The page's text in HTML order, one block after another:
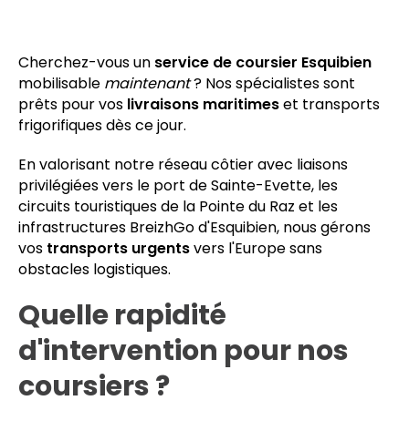
Cherchez-vous un service de coursier Esquibien
mobilisable maintenant? Nos spécialistes sont
prêts pour vos livraisons maritimeset transports
frigorifiques dès ce jour.
En valorisant notre réseau côtier avec liaisons
privilégiées vers le port de Sainte-Evette, les
circuits touristiques de la Pointe du Raz et les
infrastructures BreizhGo d'Esquibien, nous gérons
vos transports urgentsvers l'Europe sans
obstacles logistiques.
Quelle rapidité
d'intervention pour nos
coursiers ?